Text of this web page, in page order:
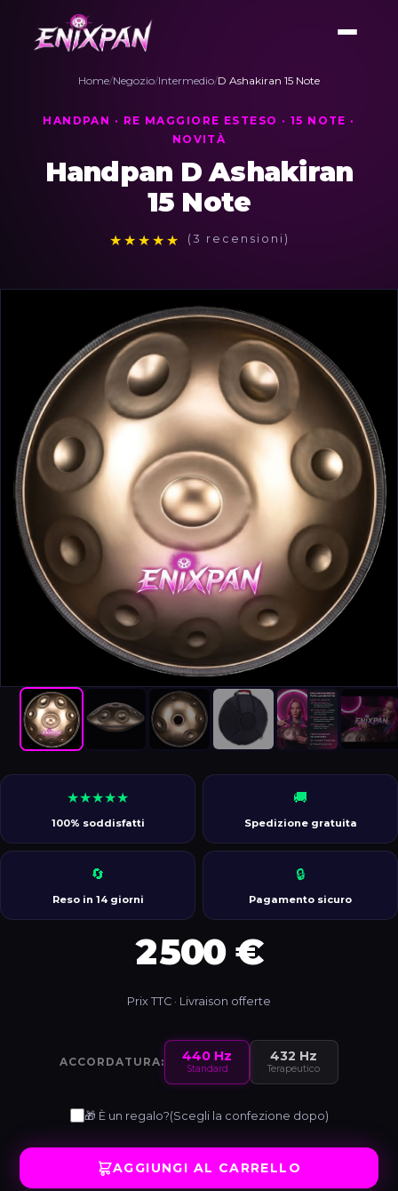
Home/Negozio/Intermedio/D Ashakiran 15 Note
HANDPAN · RE MAGGIORE ESTESO · 15 NOTE ·
NOVITÀ
Handpan D Ashakiran
15 Note
★ ★ ★ ★ ★ (3 recensioni)
★★★★★
100% soddisfatti
🚚
Spedizione gratuita
🔄
Reso in 14 giorni
🔒
Pagamento sicuro
2 500 €
Prix TTC · Livraison offerte
ACCORDATURA: 440 Hz
Standard
432 Hz
Terapeutico
🎁 È un regalo?(Scegli la confezione dopo)
AGGIUNGI AL CARRELLO